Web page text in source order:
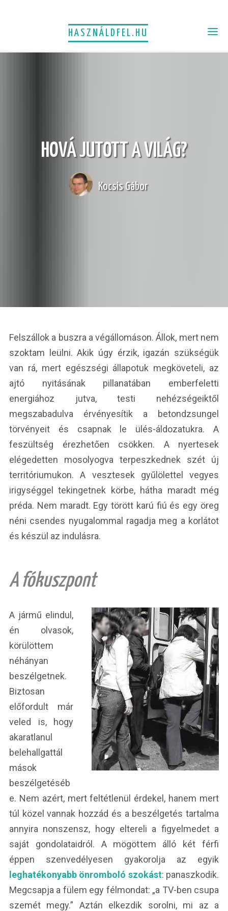
HASZNÁLDFEL.HU
HOVÁ JUTOTT A VILÁG?
Kocsis Gábor
Felszállok a buszra a végállomáson. Állok, mert nem
szoktam leülni. Akik úgy érzik, igazán szükségük
van rá, mert egészségi állapotuk megköveteli, az
ajtó nyitásának pillanatában emberfeletti
energiához jutva, testi nehézségeiktől
megszabadulva érvényesítik a betondzsungel
törvényeit és csapnak le ülés-áldozatukra. A
feszültség érezhetően csökken. A nyertesek
elégedetten mosolyogva terpeszkednek szét új
territóriumukon. A vesztesek gyűlölettel vegyes
irigységgel tekingetnek körbe, hátha maradt még
préda. Nem maradt. Egy törött karú fiú és egy öreg
néni csendes nyugalommal ragadja meg a korlátot
és készül az indulásra.
A fókuszpont
A jármű elindul,
én olvasok,
körülöttem
néhányan
beszélgetnek.
Biztosan
előfordult már
veled is, hogy
akaratlanul
belehallgattál
mások
beszélgetéséb
e. Nem azért, mert feltétlenül érdekel, hanem mert
túl közel vannak hozzád és a beszélgetés tartalma
annyira nonszensz, hogy eltereli a figyelmedet a
saját gondolataidról. A mögöttem álló két férfi
éppen szenvedélyesen gyakorolja az egyik
leghatékonyabb önromboló szokást: panaszkodik.
Megcsapja a fülem egy félmondat: „a TV-ben csupa
szemét megy.” Aztán elkezdik sorolni, mi az a